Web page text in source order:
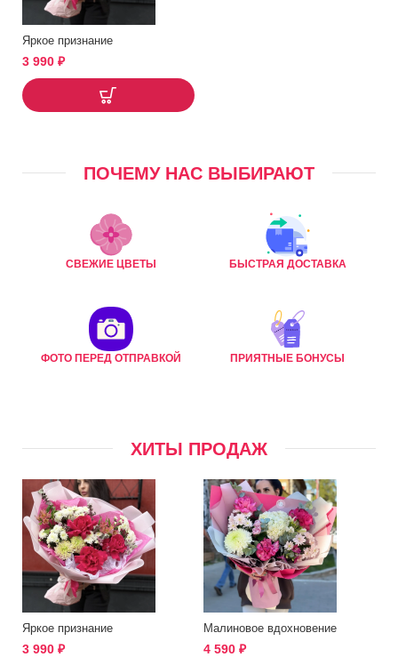
Яркое признание
3 990 ₽
ПОЧЕМУ НАС ВЫБИРАЮТ
СВЕЖИЕ ЦВЕТЫ БЫСТРАЯ ДОСТАВКА
ФОТО ПЕРЕД ОТПРАВКОЙ ПРИЯТНЫЕ БОНУСЫ
ХИТЫ ПРОДАЖ
Яркое признание
3 990 ₽
Малиновое вдохновение
4 590 ₽